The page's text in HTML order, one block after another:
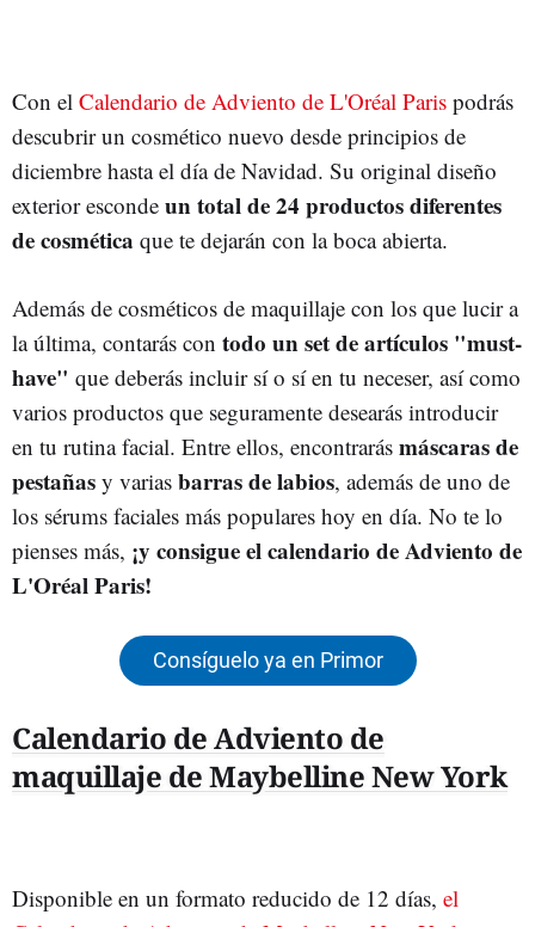
Con el Calendario de Adviento de L'Oréal Paris podrás
descubrir un cosmético nuevo desde principios de
diciembre hasta el día de Navidad. Su original diseño
exterior esconde un total de 24 productos diferentes
de cosmética que te dejarán con la boca abierta.
Además de cosméticos de maquillaje con los que lucir a
la última, contarás con todo un set de artículos "must-
have" que deberás incluir sí o sí en tu neceser, así como
varios productos que seguramente desearás introducir
en tu rutina facial. Entre ellos, encontrarás máscaras de
pestañas y varias barrasde labios, además de uno de
los sérums faciales más populares hoy en día. No te lo
pienses más, ¡y consigue el calendario de Adviento de
L'Oréal Paris!
Consíguelo ya en Primor
Calendario de Adviento de
maquillaje de Maybelline New York
Disponible en un formato reducido de 12 días, el